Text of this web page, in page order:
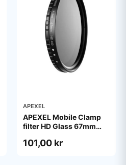
APEXEL
APEXEL Mobile Clamp
filter HD Glass 67mm
101,00 kr